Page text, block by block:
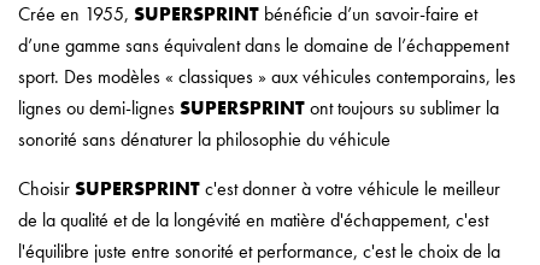
Crée en 1955, SUPERSPRINT bénéficie d’un savoir-faire et
d’une gamme sans équivalent dans le domaine de l’échappement
sport. Des modèles « classiques » aux véhicules contemporains, les
lignes ou demi-lignesSUPERSPRINTont toujours su sublimer la
sonorité sans dénaturer la philosophie du véhicule
ChoisirSUPERSPRINTc'est donner à votre véhicule le meilleur
de la qualité et de la longévité en matière d'échappement, c'est
l'équilibre juste entre sonorité et performance, c'est le choix de la